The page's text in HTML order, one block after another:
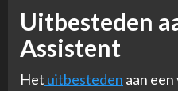
Uitbesteden
Assistent
Het uitbesteden aan